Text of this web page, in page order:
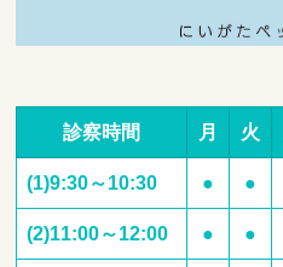
診察時間 月 火
(1)9:30～10:30 ● ●
(2)11:00～12:00 ● ●